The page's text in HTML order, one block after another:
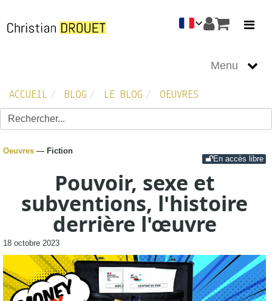
Menu
Apéro débat
Informations
Évènements
ACCUEIL BLOG LE BLOG OEUVRES
Oeuvres — Fiction
En accès libre
Pouvoir, sexe et
subventions, l'histoire
derrière l'œuvre
18 octobre 2023